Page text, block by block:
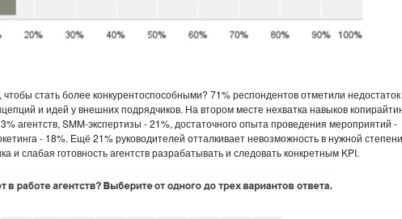
чтобы стать более конкурентоспособными? 71% респондентов отметили недостаток
и идей у внешних подрядчиков. На втором месте нехватка навыков
агентств, SMM-экспертизы - 21%, достаточного опыта проведения мероприятий -
- 18%. Ещё 21% руководителей отталкивает невозможность в нужной степени
и слабая готовность агентств разрабатывать и следовать конкретным KPI.